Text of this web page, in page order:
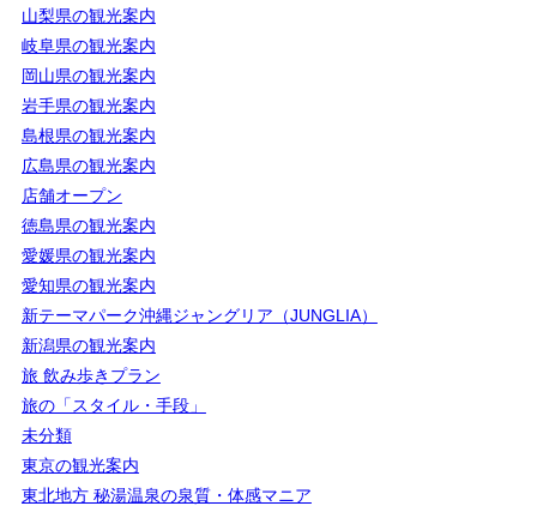
山梨県の観光案内
岐阜県の観光案内
岡山県の観光案内
岩手県の観光案内
島根県の観光案内
広島県の観光案内
店舗オープン
徳島県の観光案内
愛媛県の観光案内
愛知県の観光案内
新テーマパーク沖縄ジャングリア（JUNGLIA）
新潟県の観光案内
旅 飲み歩きプラン
旅の「スタイル・手段」
未分類
東京の観光案内
東北地方 秘湯温泉の泉質・体感マニア